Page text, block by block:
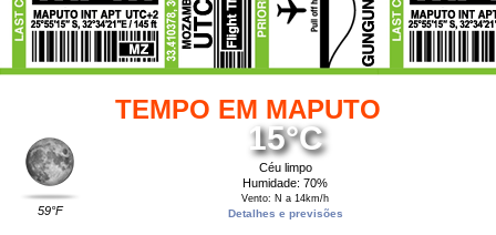
TEMPO EM MAPUTO
59°F
15°C
Céu limpo
Humidade: 70%
Vento: N a 14km/h
Detalhes e previsões